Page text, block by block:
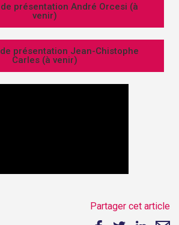
présentation André Orcesi (à
venir)
présentation Jean-Chistophe
Carles (à venir)
Partager cet article